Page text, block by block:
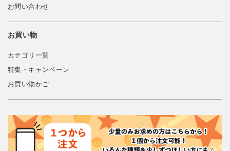
お問い合わせ
お買い物
カテゴリ一覧
特集・キャンペーン
お買い物かご